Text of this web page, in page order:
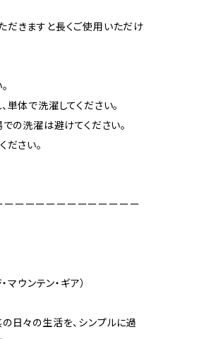
だきますと長くご使用いただけ
単体で洗濯してください。
の洗濯は避けてください。
ださい。
ーーーーーーーーーーーー
ウンテン・ギア）
日々の生活を、シンプルに過